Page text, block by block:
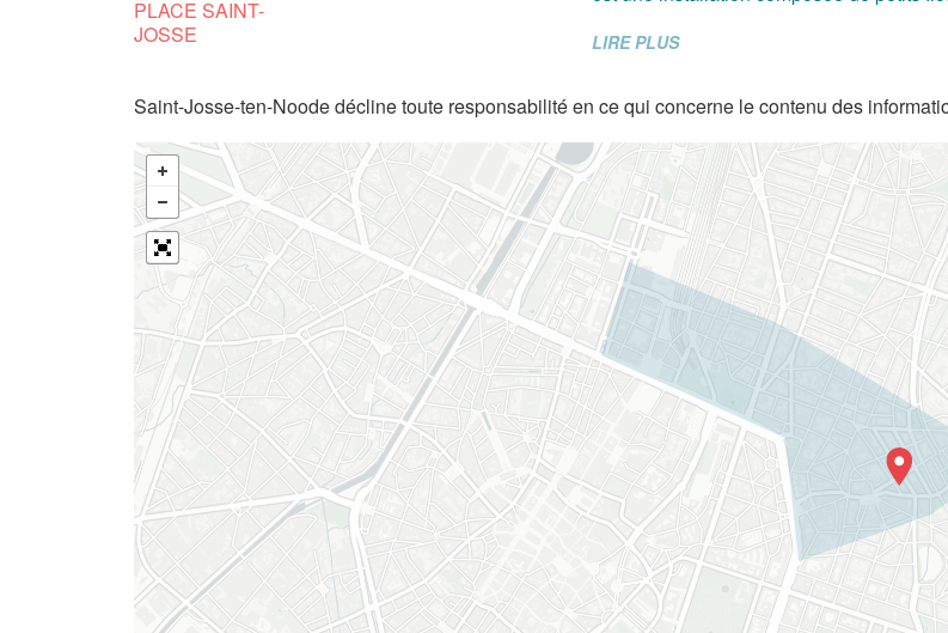
PLACE SAINT-
JOSSE
LIRE PLUS
Saint-Josse-ten-Noode décline toute responsabilité en ce qui concerne le contenu des